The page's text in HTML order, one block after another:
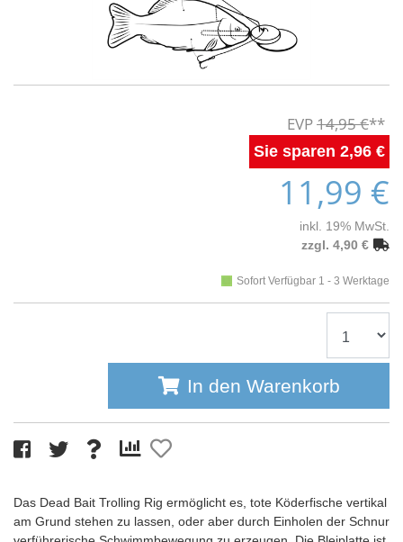
14,95 €
2,96 €
11,99 €
inkl. 19% MwSt.
zzgl. 4,90 €
Sofort Verfügbar 1 - 3 Werktage
In den Warenkorb
Das Dead Bait Trolling Rig ermöglicht es, tote Köderfische vertikal
am Grund stehen zu lassen, oder aber durch Einholen der Schnur